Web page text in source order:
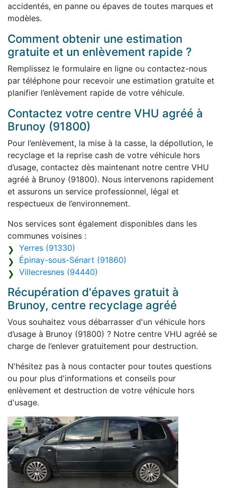
accidentés, en panne ou épaves de toutes marques et
modèles.
Comment obtenir une estimation
gratuite et un enlèvement rapide ?
Remplissez le formulaire en ligne ou contactez-nous
par téléphone pour recevoir une estimation gratuite et
planifier l’enlèvement rapide de votre véhicule.
Contactez votre centre VHU agréé à
Brunoy (91800)
Pour l’enlèvement, la mise à la casse, la dépollution, le
recyclage et la reprise cash de votre véhicule hors
d’usage, contactez dès maintenant notre centre VHU
agréé à Brunoy (91800). Nous intervenons rapidement
et assurons un service professionnel, légal et
respectueux de l’environnement.
Nos services sont également disponibles dans les
communes voisines :
Yerres (91330)
Épinay-sous-Sénart (91860)
Villecresnes (94440)
Récupération d'épaves gratuit à
Brunoy, centre recyclage agréé
Vous souhaitez vous débarrasser d'un véhicule hors
d’usage à Brunoy (91800) ? Notre centre VHU agréé se
charge de l’enlever gratuitement pour destruction.
N'hésitez pas à nous contacter pour toutes questions
ou pour plus d'informations et conseils pour
enlèvement et destruction de votre véhicule hors
d'usage.